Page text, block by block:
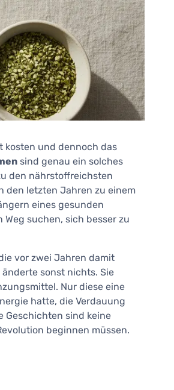
kosten und dennoch das
sind genau ein solches
den nährstoffreichsten
den letzten Jahren zu einem
eines gesunden
suchen, sich besser zu
vor zwei Jahren damit
änderte sonst nichts. Sie
Nur diese eine
hatte, die Verdauung
Geschichten sind keine
beginnen müssen.